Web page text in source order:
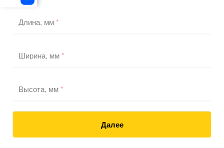
Длина, мм*
Ширина, мм*
Высота, мм*
Далее